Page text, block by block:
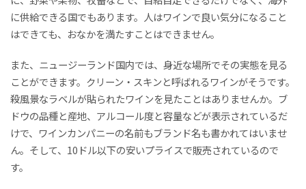
に供給できる国でもあります。人はワインで良い気分になること
はできても、おなかを満たすことはできません。
また、ニュージーランド国内では、身近な場所でその実態を見る
ことができます。クリーン・スキンと呼ばれるワインがそうです。
殺風景なラベルが貼られたワインを見たことはありませんか。ブ
ドウの品種と産地、アルコール度と容量などが表示されているだ
けで、ワインカンパニーの名前もブランド名も書かれてはいませ
ん。そして、10ドル以下の安いプライスで販売されているので
す。